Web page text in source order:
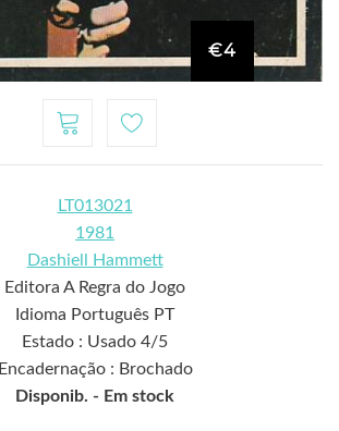
€4
LT013021
1981
Dashiell Hammett
Editora A Regra do Jogo
Idioma Português PT
Estado : Usado 4/5
Encadernação : Brochado
Disponib. - Em stock